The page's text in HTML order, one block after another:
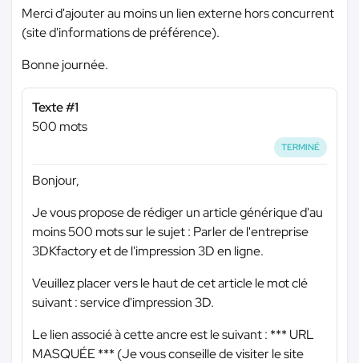
Merci d'ajouter au moins un lien externe hors concurrent
(site d'informations de préférence).
Bonne journée.
Texte #1
500 mots
TERMINÉ
Bonjour,
Je vous propose de rédiger un article générique d'au
moins 500 mots sur le sujet : Parler de l'entreprise
3DKfactory et de l'impression 3D en ligne.
Veuillez placer vers le haut de cet article le mot clé
suivant : service d'impression 3D.
Le lien associé à cette ancre est le suivant : *** URL
MASQUÉE *** (Je vous conseille de visiter le site